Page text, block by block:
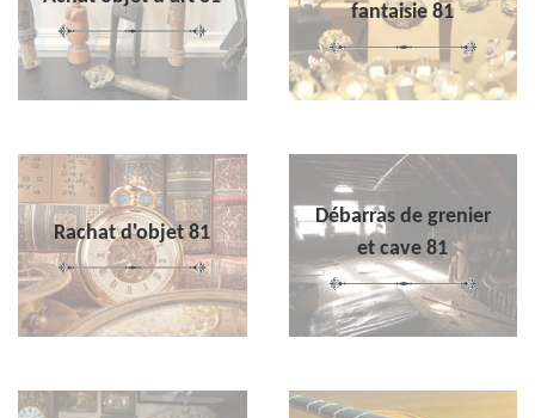
fantaisie 81
Rachat d'objet 81
Débarras de grenier
et cave 81